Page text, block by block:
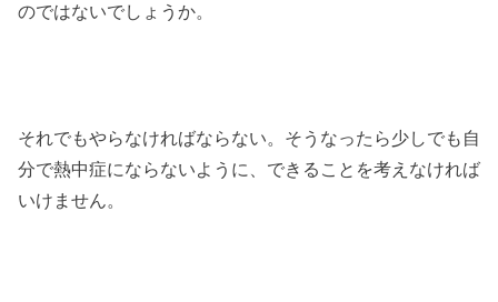
のではないでしょうか。
それでもやらなければならない。そうなったら少しでも自
分で熱中症にならないように、できることを考えなければ
いけません。